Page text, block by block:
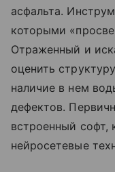
асфальта.
которыми
Отраженный и
оценить
наличие в нем
дефектов.
встроенный софт,
нейросетевые